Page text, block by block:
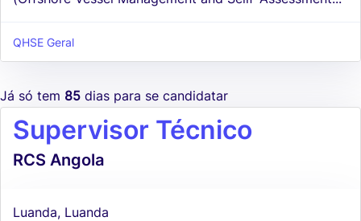
QHSE Geral
Já só tem 85 dias para se candidatar
Supervisor Técnico
RCS Angola
Luanda, Luanda